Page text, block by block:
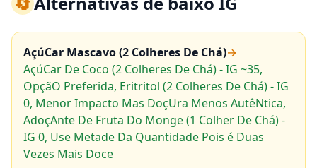
AçúCar Mascavo (2 Colheres De Chá)→
AçúCar De Coco (2 Colheres De Chá) - IG ~35,
OpçãO Preferida, Eritritol (2 Colheres De Chá) - IG
0, Menor Impacto Mas DoçUra Menos AutêNtica,
AdoçAnte De Fruta Do Monge (1 Colher De Chá) -
IG 0, Use Metade Da Quantidade Pois é Duas
Vezes Mais Doce